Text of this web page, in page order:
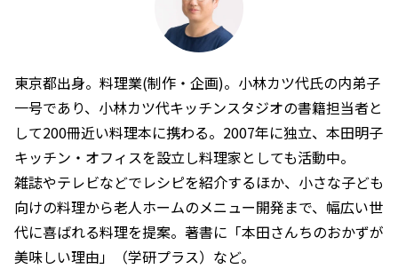
東京都出身。料理業(制作・企画)。小林カツ代氏の内弟子
一号であり、小林カツ代キッチンスタジオの書籍担当者と
して200冊近い料理本に携わる。2007年に独立、本田明子
キッチン・オフィスを設立し料理家としても活動中。
雑誌やテレビなどでレシピを紹介するほか、小さな子ども
向けの料理から老人ホームのメニュー開発まで、幅広い世
代に喜ばれる料理を提案。著書に「本田さんちのおかずが
美味しい理由」（学研プラス）など。